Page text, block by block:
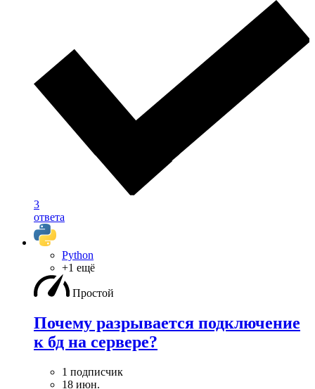
3
ответа
Python
+1 ещё
Простой
Почему разрывается подключение
к бд на сервере?
1 подписчик
18 июн.